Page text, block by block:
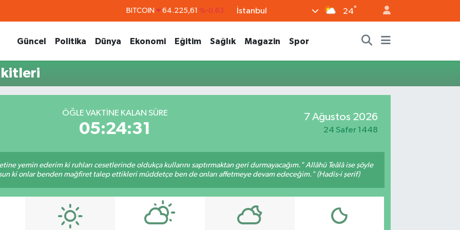
BITCOIN 64.225,61 %-0.63
55,0317 %-0.02
GRAM ALTIN 6574.81 %1.44
İstanbul 24°
Güncel Politika Dünya Ekonomi Eğitim Sağlık Magazin Spor
ÖĞLE VAKTINE KALAN SÜRE
05:24:30
7 Ağustos 2026
24 Safer 1448
yemin ederim ki ruhları cesetlerinde oldukça kullarını saptırmaktan geri durmayacağım." Allâhü Teâlâ ise şöyle
ki onlar benden mağfiret talep ettikleri müddetçe ben de onları affetmeye devam edeceğim." (Hadis-i şerif)